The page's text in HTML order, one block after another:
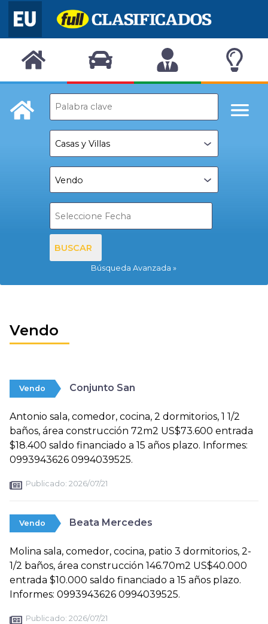
BUSCAR
Búsqueda Avanzada
Vendo
Vendo Conjunto San
Antonio sala, comedor, cocina, 2 dormitorios, 1 1/2
baños, área construcción 72m2 US$73.600 entrada
$18.400 saldo financiado a 15 años plazo. Informes:
0993943626 0994039525.
Publicado: 2026/07/21
Vendo Beata Mercedes
Molina sala, comedor, cocina, patio 3 dormitorios, 2-
1/2 baños, área construcción 146.70m2 US$40.000
entrada $10.000 saldo financiado a 15 años plazo.
Informes: 0993943626 0994039525.
Publicado: 2026/07/21